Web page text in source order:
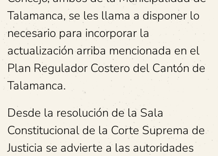
Talamanca, se les llama a disponer lo
necesario para incorporar la
actualización arriba mencionada en el
Plan Regulador Costero del Cantón de
Talamanca.
Desde la resolución de la Sala
Constitucional de la Corte Suprema de
Justicia se advierte a las autoridades